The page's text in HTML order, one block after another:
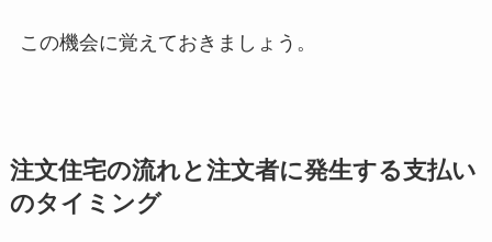
この機会に覚えておきましょう。
注文住宅の流れと注文者に発生する支払い
のタイミング